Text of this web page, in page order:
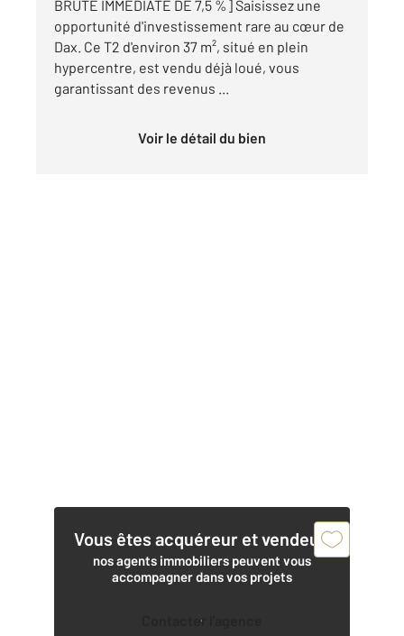
BRUTE IMMÉDIATE DE 7,5 %] Saisissez une
opportunité d'investissement rare au cœur de
Dax. Ce T2 d'environ 37 m², situé en plein
hypercentre, est vendu déjà loué, vous
garantissant des revenus ...
Voir le détail du bien
Vous êtes acquéreur et vendeur,
nos agents immobiliers peuvent vous
accompagner dans vos projets
Contacter l'agence